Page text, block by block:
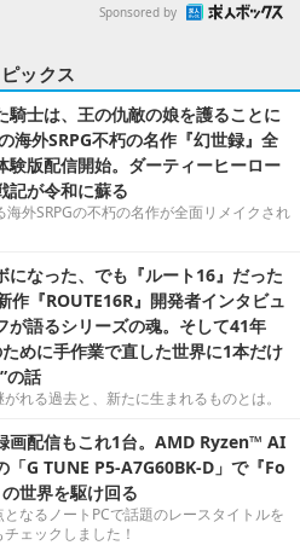
Sponsored by
ピックス
騎士は、王の仇敵の娘を護ることに
海外SRPG不朽の名作『幻世録』全
験版配信開始。ダーティーヒーロー
記が令和に蘇る
外SRPGの不朽の名作が全面リメイクされ
になった、でも『ルート16』だった
『ROUTE16R』開発者インタビュ
が語るシリーズの魂。そして41年
めに手作業で直した世界に1本だけ
の話
れる過去と、新たに生まれるものとは。
画配信もこれ1台。AMD Ryzen™ AI
「G TUNE P5-A7G60BK-D」で『Fo
世界を駆け回る
なるノートPCで話題のレースタイトルを
ェックしました！